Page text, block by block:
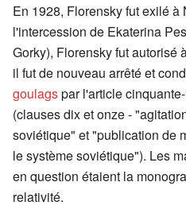
En 1928, Florensky fut exilé
l'intercession de Ekaterina
Gorky), Florensky fut autorisé
il fut de nouveau arrêté et
goulagspar l'article
(clauses dix et onze -
soviétique" et "publication de
le système soviétique"). Les
en question étaient la
relativité.